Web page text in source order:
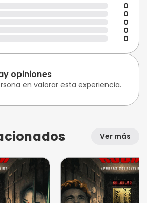
0
0
0
0
0
opiniones
en valorar esta experiencia.
Ver más